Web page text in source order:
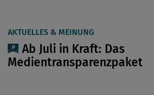
AKTUELLES & MEINUNG
Ab Juli in Kraft: Das
Medientransparenzpaket